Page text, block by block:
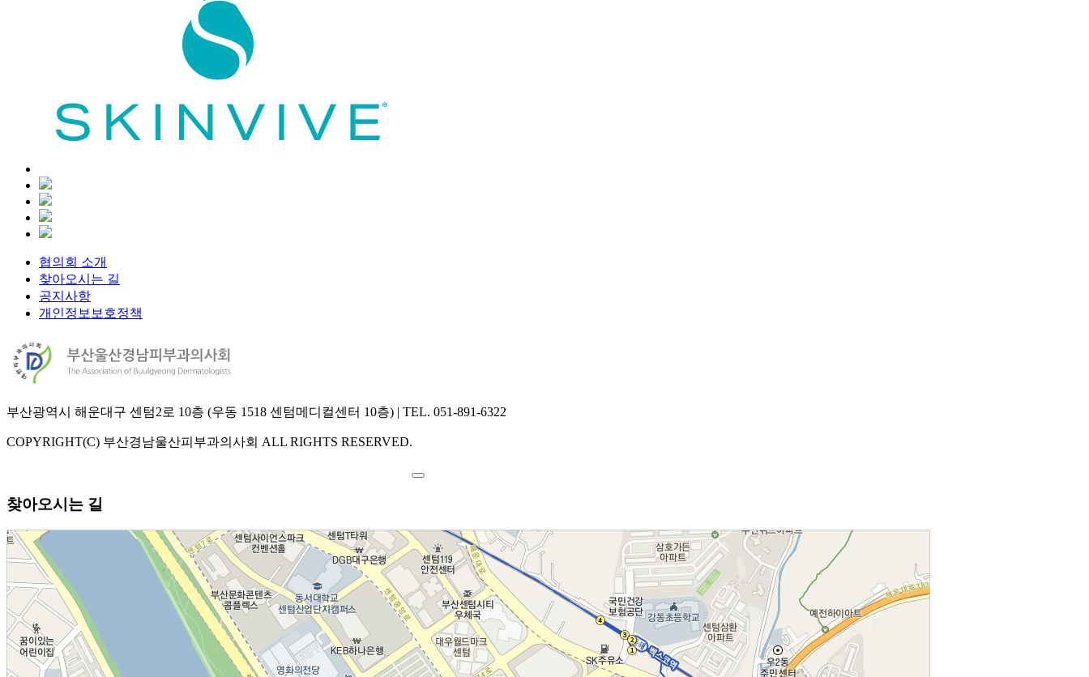
협의회 소개
찾아오시는 길
공지사항
개인정보보호정책
부산광역시 해운대구 센텀2로 10층 (우동 1518 센텀메디컬센터 10층) | TEL. 051-891-6322
COPYRIGHT(C) 부산경남울산피부과의사회 ALL RIGHTS RESERVED.
찾아오시는 길